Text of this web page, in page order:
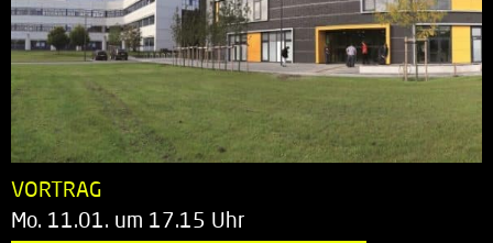
VORTRAG
Mo. 11.01. um 17.15 Uhr